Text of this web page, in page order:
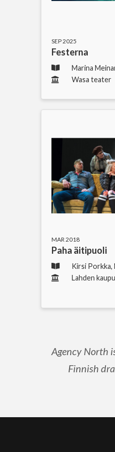
SEP 2025
Festerna
Marina
Wasa teater
MAR 2018
Paha äitipuoli
Kirsi Porkka,
Lahden
Agency North
Finnish